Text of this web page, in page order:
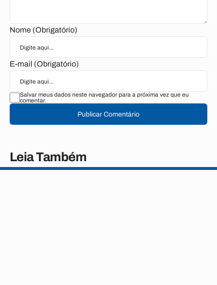
Nome (Obrigatório)
E-mail (Obrigatório)
Salvar meus dados neste navegador para a próxima vez que eu
comentar.
Publicar Comentário
Leia Também